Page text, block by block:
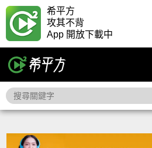
希平方
攻其不背
App 開放下載中